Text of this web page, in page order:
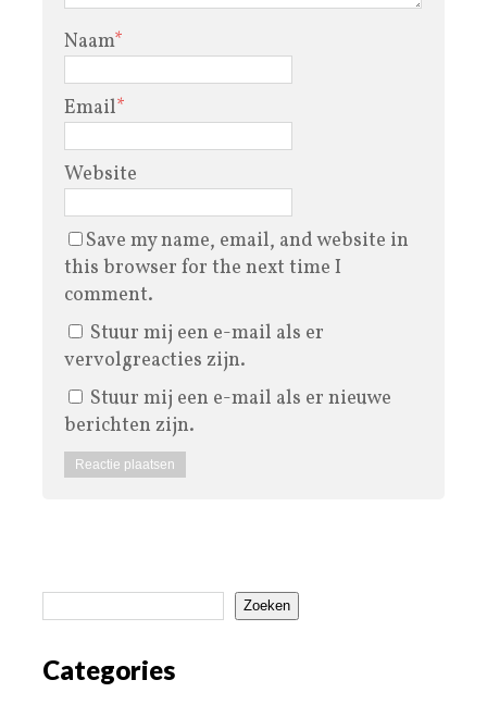
Naam*
Email*
Website
Save my name, email, and website in
this browser for the next time I
comment.
Stuur mij een e-mail als er
vervolgreacties zijn.
Stuur mij een e-mail als er nieuwe
berichten zijn.
Zoeken
Categories